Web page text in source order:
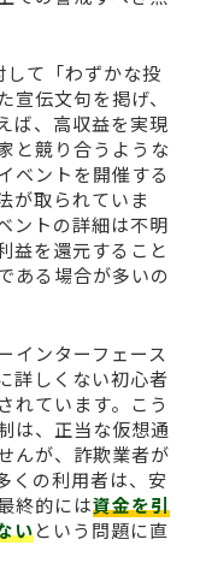
て「わずかな投
伝文句を掲げ、
ば、高収益を実現
と競り合うような
ベントを開催する
が取られていま
ントの詳細は不明
益を還元すること
ある場合が多いの
インターフェース
詳しくない初心者
れています。こう
は、正当な仮想通
んが、詐欺業者が
くの利用者は、安
終的には資金を引
いという問題に直